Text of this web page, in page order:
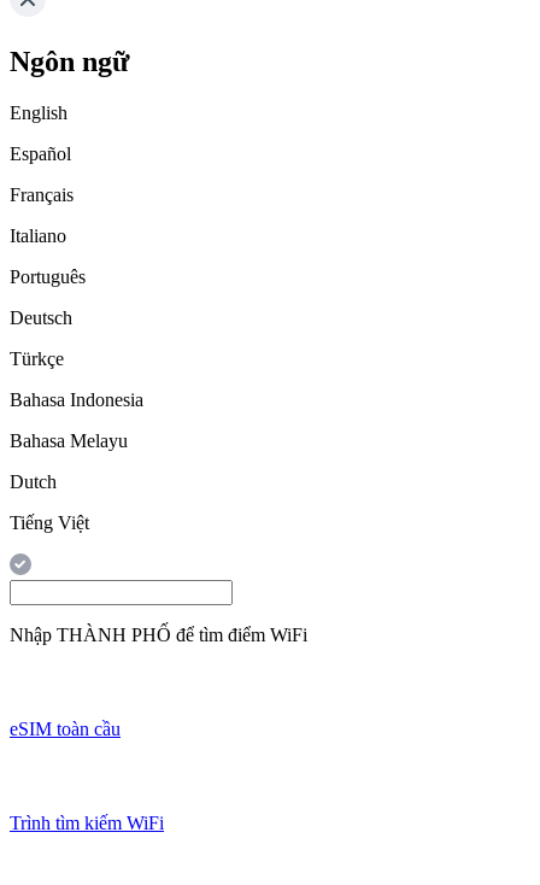
Ngôn ngữ
English
Español
Français
Italiano
Português
Deutsch
Türkçe
Bahasa Indonesia
Bahasa Melayu
Dutch
Tiếng Việt
Nhập THÀNH PHỐ để tìm điểm WiFi
eSIM toàn cầu
Trình tìm kiếm WiFi